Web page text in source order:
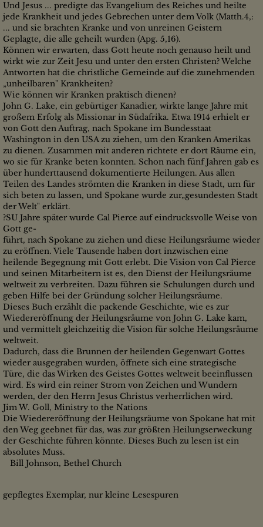
Und Jesus ... predigte das Evangelium des Reiches und heilte
jede Krankheit und jedes Gebrechen unter dem Volk (Matth.4,:
... und sie brachten Kranke und von unreinen Geistern
Geplagte, die alle geheilt wurden (Apg. 5,16).
Können wir erwarten, dass Gott heute noch genauso heilt und
wirkt wie zur Zeit Jesu und unter den ersten Christen? Welche
Antworten hat die christliche Gemeinde auf die zunehmenden
„unheilbaren" Krankheiten?
Wie können wir Kranken praktisch dienen?
John G. Lake, ein gebürtiger Kanadier, wirkte lange Jahre mit
großem Erfolg als Missionar in Südafrika. Etwa 1914 erhielt er
von Gott den Auftrag, nach Spokane im Bundesstaat
Washington in den USA zu ziehen, um den Kranken Amerikas
zu dienen. Zusammen mit anderen richtete er dort Räume ein,
wo sie für Kranke beten konnten. Schon nach fünf Jahren gab es
über hunderttausend dokumentierte Heilungen. Aus allen
Teilen des Landes strömten die Kranken in diese Stadt, um für
sich beten zu lassen, und Spokane wurde zur„gesundesten Stadt
der Welt" erklärt.
?SU Jahre später wurde Cal Pierce auf eindrucksvolle Weise von
Gott ge-
führt, nach Spokane zu ziehen und diese Heilungsräume wieder
zu eröffnen. Viele Tausende haben dort inzwischen eine
heilende Begegnung mit Gott erlebt. Die Vision von Cal Pierce
und seinen Mitarbeitern ist es, den Dienst der Heilungsräume
weltweit zu verbreiten. Dazu führen sie Schulungen durch und
geben Hilfe bei der Gründung solcher Heilungsräume.
Dieses Buch erzählt die packende Geschichte, wie es zur
Wiedereröffnung der Heilungsräume von John G. Lake kam,
und vermittelt gleichzeitig die Vision für solche Heilungsräume
weltweit.
Dadurch, dass die Brunnen der heilenden Gegenwart Gottes
wieder ausgegraben wurden, öffnete sich eine strategische
Türe, die das Wirken des Geistes Gottes weltweit beeinflussen
wird. Es wird ein reiner Strom von Zeichen und Wundern
werden, der den Herrn Jesus Christus verherrlichen wird.
Jim W. Goll, Ministry to the Nations
Die Wiedereröffnung der Heilungsräume von Spokane hat mit
den Weg geebnet für das, was zur größten Heilungserweckung
der Geschichte führen könnte. Dieses Buch zu lesen ist ein
absolutes Muss.
Bill Johnson, Bethel Church
gepflegtes Exemplar, nur kleine Lesespuren